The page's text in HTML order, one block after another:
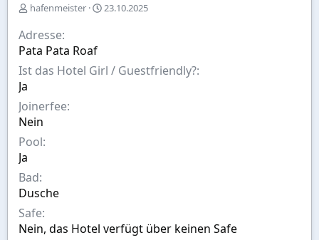
E
s
t
e
l
v
o
hafenmeister
A
h
23.10.2025
Adresse
Pata Pata Roaf
Ist das Hotel Girl / Guestfriendly?
Ja
Joinerfee
Nein
Pool
Ja
Bad
Dusche
Safe
Nein, das Hotel verfügt über keinen Safe